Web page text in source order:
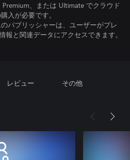
Premium、または Ultimate でクラウド
入が必要です。
パブリッシャーは、ユーザーがプレ
報と関連データにアクセスできます。
レビュー その他